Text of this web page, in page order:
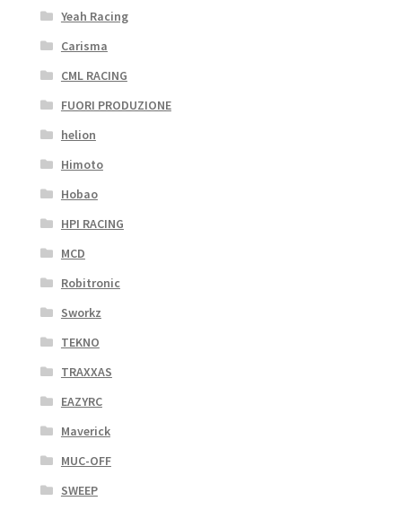
Yeah Racing
Carisma
CML RACING
FUORI PRODUZIONE
helion
Himoto
Hobao
HPI RACING
MCD
Robitronic
Sworkz
TEKNO
TRAXXAS
EAZYRC
Maverick
MUC-OFF
SWEEP